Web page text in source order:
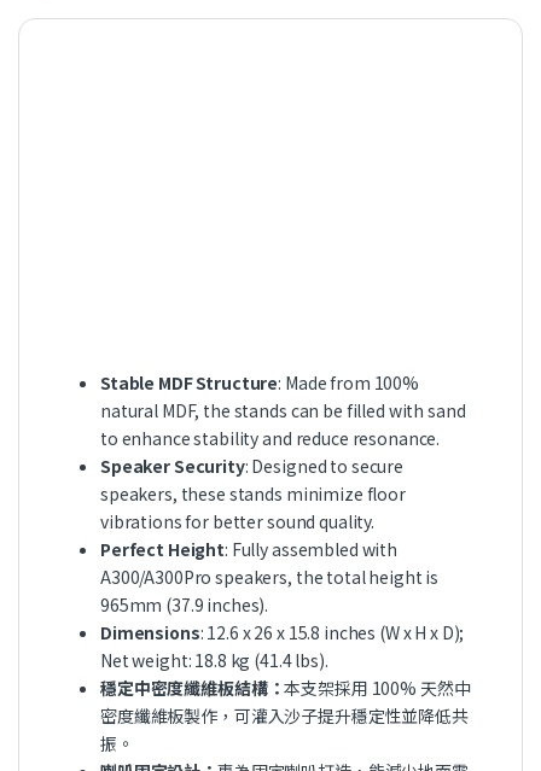
Stable MDF Structure: Made from 100%
natural MDF, the stands can be filled with sand
to enhance stability and reduce resonance.
Speaker Security: Designed to secure
speakers, these stands minimize floor
vibrations for better sound quality.
Perfect Height: Fully assembled with
A300/A300Pro speakers, the total height is
965mm (37.9 inches).
Dimensions: 12.6 x 26 x 15.8 inches (W x H x D);
Net weight: 18.8 kg (41.4 lbs).
穩定中密度纖維板結構：本支架採用 100% 天然中
密度纖維板製作，可灌入沙子提升穩定性並降低共
振。